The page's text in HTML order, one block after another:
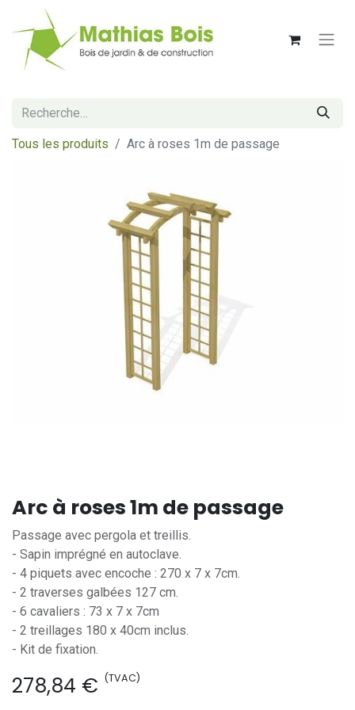
Tous les produits Arc à roses 1m de passage
Arc à roses 1m de passage
Passage avec pergola et treillis.
- Sapin imprégné en autoclave.
- 4 piquets avec encoche : 270 x 7 x 7cm.
- 2 traverses galbées 127 cm.
- 6 cavaliers : 73 x 7 x 7cm
- 2 treillages 180 x 40cm inclus.
- Kit de fixation.
278,84 € (TVAC)